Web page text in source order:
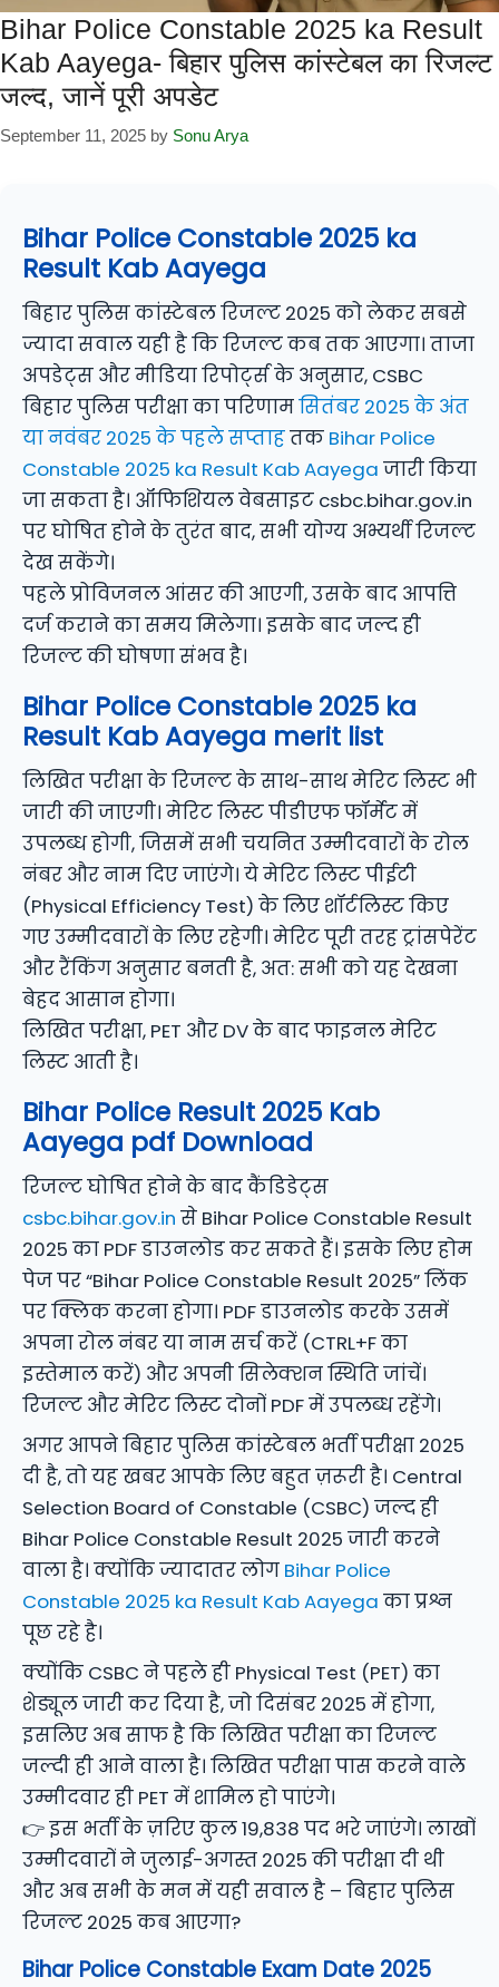
Bihar Police Constable 2025 ka Result
Kab Aayega- बिहार पुलिस कांस्टेबल का रिजल्ट
जल्द, जानें पूरी अपडेट
September 11, 2025 by Sonu Arya
Bihar Police Constable 2025 ka
Result Kab Aayega
बिहार पुलिस कांस्टेबल रिजल्ट 2025 को लेकर सबसे
ज्यादा सवाल यही है कि रिजल्ट कब तक आएगा। ताजा
अपडेट्स और मीडिया रिपोर्ट्स के अनुसार, CSBC
बिहार पुलिस परीक्षा का परिणामसितंबर 2025 के अंत
या नवंबर 2025 के पहले सप्ताहतक Bihar Police
Constable 2025 ka Result Kab Aayega जारी किया
जा सकता है। ऑफिशियल वेबसाइट csbc.bihar.gov.in
पर घोषित होने के तुरंत बाद, सभी योग्य अभ्यर्थी रिजल्ट
देख सकेंगे।
पहले प्रोविजनल आंसर की आएगी, उसके बाद आपत्ति
दर्ज कराने का समय मिलेगा। इसके बाद जल्द ही
रिजल्ट की घोषणा संभव है।
Bihar Police Constable 2025 ka
Result Kab Aayega merit list
लिखित परीक्षा के रिजल्ट के साथ-साथ मेरिट लिस्ट भी
जारी की जाएगी। मेरिट लिस्ट पीडीएफ फॉर्मेट में
उपलब्ध होगी, जिसमें सभी चयनित उम्मीदवारों के रोल
नंबर और नाम दिए जाएंगे। ये मेरिट लिस्ट पीईटी
(Physical Efficiency Test) के लिए शॉर्टलिस्ट किए
गए उम्मीदवारों के लिए रहेगी। मेरिट पूरी तरह ट्रांसपेरेंट
और रैंकिंग अनुसार बनती है, अत: सभी को यह देखना
बेहद आसान होगा।
लिखित परीक्षा, PET और DV के बाद फाइनल मेरिट
लिस्ट आती है।
Bihar Police Result 2025 Kab
Aayega pdf Download
रिजल्ट घोषित होने के बाद कैंडिडेट्स
csbc.bihar.gov.in से Bihar Police Constable Result
2025 का PDF डाउनलोड कर सकते हैं। इसके लिए होम
पेज पर “Bihar Police Constable Result 2025” लिंक
पर क्लिक करना होगा। PDF डाउनलोड करके उसमें
अपना रोल नंबर या नाम सर्च करें (CTRL+F का
इस्तेमाल करें) और अपनी सिलेक्शन स्थिति जांचें।
रिजल्ट और मेरिट लिस्ट दोनों PDF में उपलब्ध रहेंगे।
अगर आपने बिहार पुलिस कांस्टेबल भर्ती परीक्षा 2025
दी है, तो यह खबर आपके लिए बहुत ज़रूरी है। Central
Selection Board of Constable (CSBC) जल्द ही
Bihar Police Constable Result 2025 जारी करने
वाला है। क्योंकि ज्यादातर लोग Bihar Police
Constable 2025 ka Result Kab Aayega का प्रश्न
पूछ रहे है।
क्योंकि CSBC ने पहले ही Physical Test (PET) का
शेड्यूल जारी कर दिया है, जो दिसंबर 2025 में होगा,
इसलिए अब साफ है कि लिखित परीक्षा का रिजल्ट
जल्दी ही आने वाला है। लिखित परीक्षा पास करने वाले
उम्मीदवार ही PET में शामिल हो पाएंगे।
👉 इस भर्ती के ज़रिए कुल 19,838 पद भरे जाएंगे। लाखों
उम्मीदवारों ने जुलाई-अगस्त 2025 की परीक्षा दी थी
और अब सभी के मन में यही सवाल है – बिहार पुलिस
रिजल्ट 2025 कब आएगा?
Bihar Police Constable Exam Date 2025